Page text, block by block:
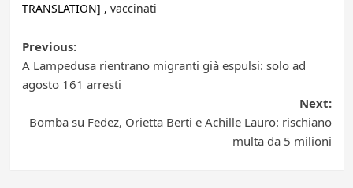
TRANSLATION] , vaccinati
Post
navigation
Previous:
A Lampedusa rientrano migranti già espulsi: solo ad
agosto 161 arresti
Next:
Bomba su Fedez, Orietta Berti e Achille Lauro: rischiano
multa da 5 milioni